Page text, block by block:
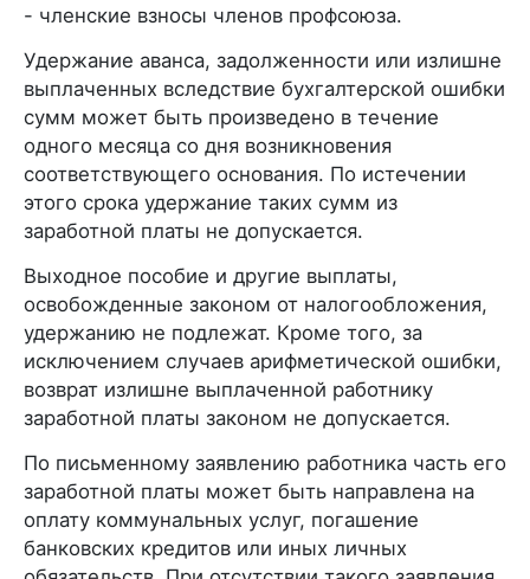
- членские взносы членов профсоюза.
Удержание аванса, задолженности или излишне
выплаченных вследствие бухгалтерской ошибки
сумм может быть произведено в течение
одного месяца со дня возникновения
соответствующего основания. По истечении
этого срока удержание таких сумм из
заработной платы не допускается.
Выходное пособие и другие выплаты,
освобожденные законом от налогообложения,
удержанию не подлежат. Кроме того, за
исключением случаев арифметической ошибки,
возврат излишне выплаченной работнику
заработной платы законом не допускается.
По письменному заявлению работника часть его
заработной платы может быть направлена на
оплату коммунальных услуг, погашение
банковских кредитов или иных личных